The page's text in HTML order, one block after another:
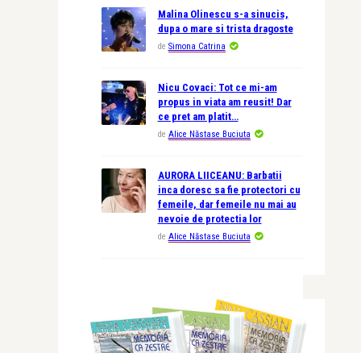
Malina Olinescu s-a sinucis,
dupa o mare si trista dragoste
de Simona Catrina
Nicu Covaci: Tot ce mi-am
propus in viata am reusit! Dar
ce pret am platit…
de Alice Năstase Buciuta
AURORA LIICEANU: Barbatii
inca doresc sa fie protectori cu
femeile, dar femeile nu mai au
nevoie de protectia lor
de Alice Năstase Buciuta